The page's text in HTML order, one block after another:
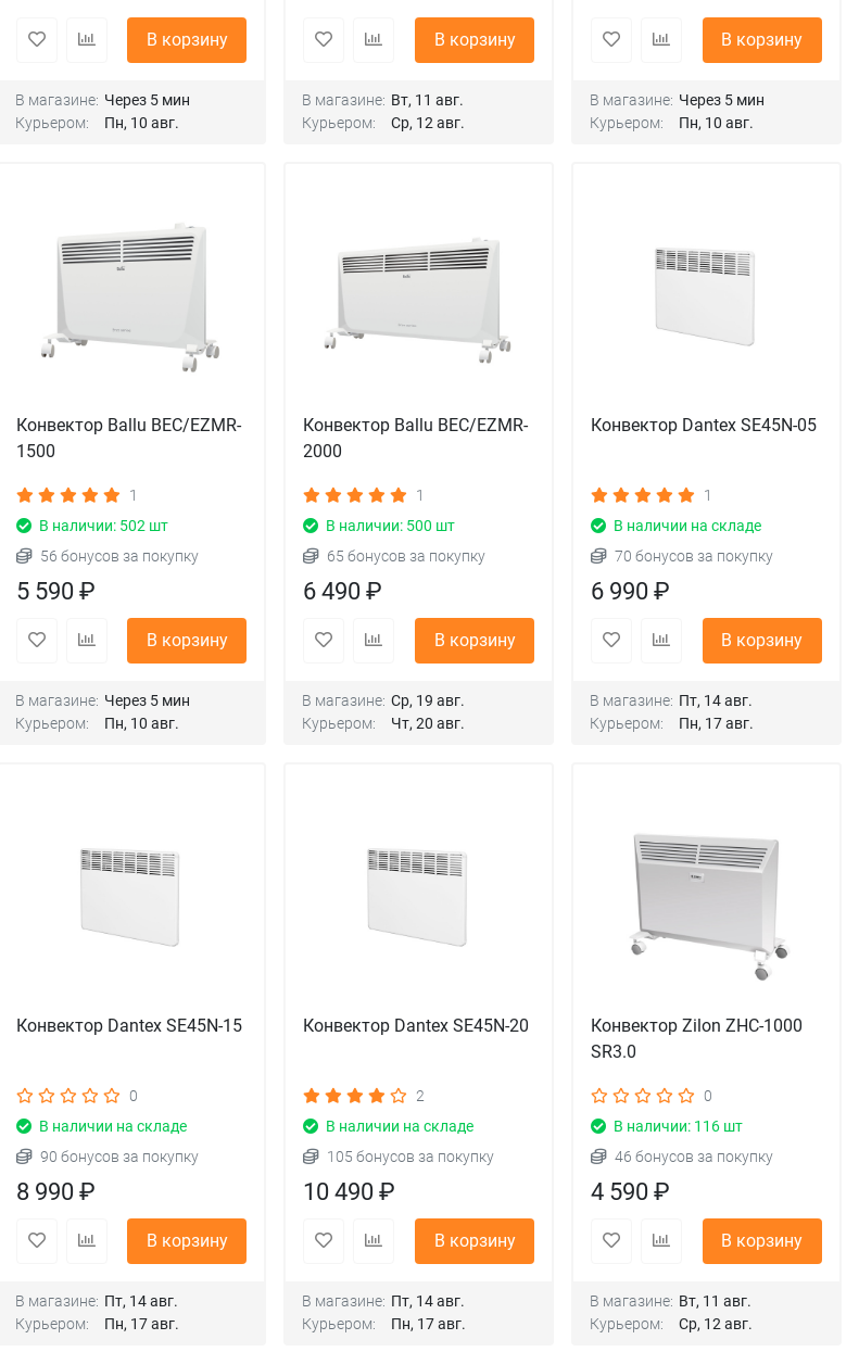
В корзину
В магазине: Через 5 мин
Курьером:
Пн, 10 авг.
В корзину
В магазине: Вт, 11 авг.
Курьером:
Ср, 12 авг.
В корзину
В магазине: Через 5 мин
Курьером:
Пн, 10 авг.
Конвектор Ballu BEC/EZMR-
1500
1
В наличии: 502 шт
56 бонусов за покупку
5 590 ₽
В корзину
В магазине: Через 5 мин
Курьером:
Пн, 10 авг.
Конвектор Ballu BEC/EZMR-
2000
1
В наличии: 500 шт
65 бонусов за покупку
6 490 ₽
В корзину
В магазине: Ср, 19 авг.
Курьером:
Чт, 20 авг.
Конвектор Dantex SE45N-05
1
В наличии на складе
70 бонусов за покупку
6 990 ₽
В корзину
В магазине: Пт, 14 авг.
Курьером:
Пн, 17 авг.
Конвектор Dantex SE45N-15
0
В наличии на складе
90 бонусов за покупку
8 990 ₽
В корзину
В магазине: Пт, 14 авг.
Курьером:
Пн, 17 авг.
Конвектор Dantex SE45N-20
2
В наличии на складе
105 бонусов за покупку
10 490 ₽
В корзину
В магазине: Пт, 14 авг.
Курьером:
Пн, 17 авг.
Конвектор Zilon ZHC-1000
SR3.0
0
В наличии: 116 шт
46 бонусов за покупку
4 590 ₽
В корзину
В магазине: Вт, 11 авг.
Курьером:
Ср, 12 авг.